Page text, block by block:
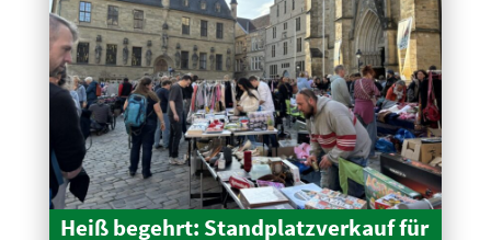
Heiß begehrt: Stand­platz­verkauf für